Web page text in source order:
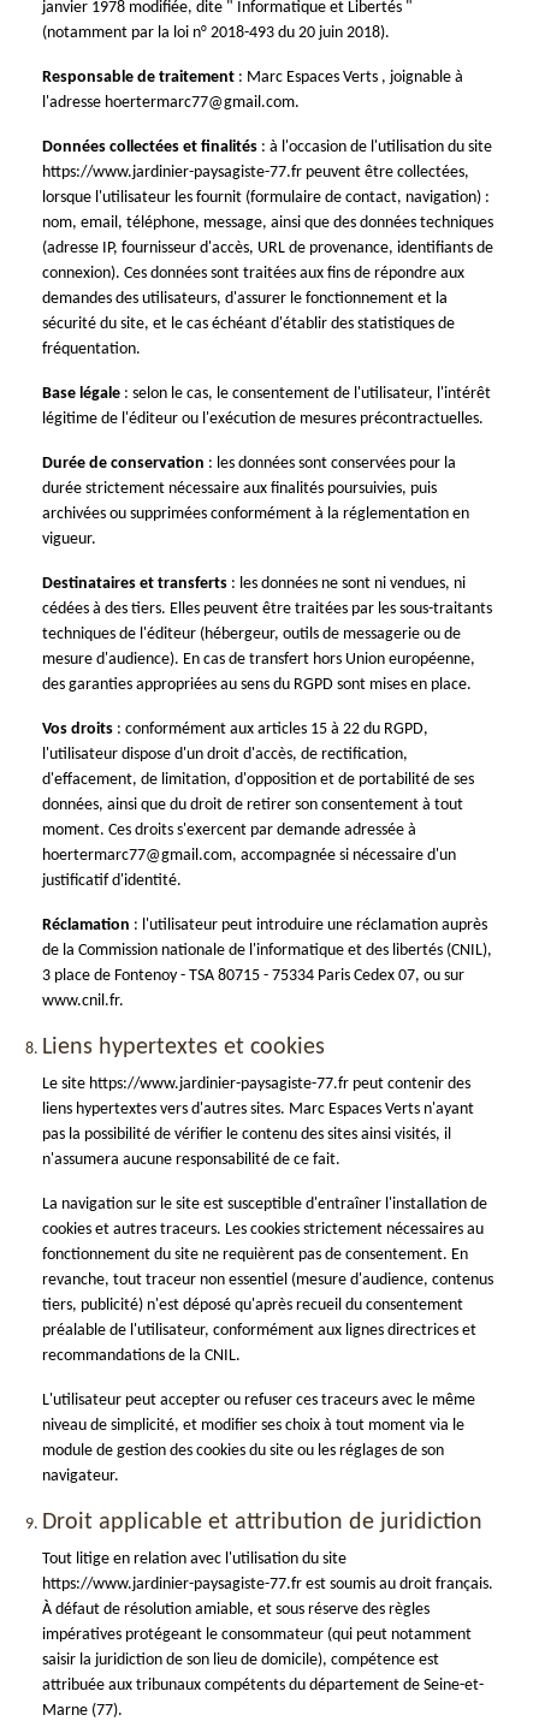
janvier 1978 modifiée, dite " Informatique et Libertés "
(notamment par la loi n° 2018-493 du 20 juin 2018).
Responsable de traitement : Marc Espaces Verts , joignable à
l'adresse hoertermarc77@gmail.com.
Données collectées et finalités : à l'occasion de l'utilisation du site
https://www.jardinier-paysagiste-77.fr peuvent être collectées,
lorsque l'utilisateur les fournit (formulaire de contact, navigation) :
nom, email, téléphone, message, ainsi que des données techniques
(adresse IP, fournisseur d'accès, URL de provenance, identifiants de
connexion). Ces données sont traitées aux fins de répondre aux
demandes des utilisateurs, d'assurer le fonctionnement et la
sécurité du site, et le cas échéant d'établir des statistiques de
fréquentation.
Base légale : selon le cas, le consentement de l'utilisateur, l'intérêt
légitime de l'éditeur ou l'exécution de mesures précontractuelles.
Durée de conservation : les données sont conservées pour la
durée strictement nécessaire aux finalités poursuivies, puis
archivées ou supprimées conformément à la réglementation en
vigueur.
Destinataires et transferts : les données ne sont ni vendues, ni
cédées à des tiers. Elles peuvent être traitées par les sous-traitants
techniques de l'éditeur (hébergeur, outils de messagerie ou de
mesure d'audience). En cas de transfert hors Union européenne,
des garanties appropriées au sens du RGPD sont mises en place.
Vos droits : conformément aux articles 15 à 22 du RGPD,
l'utilisateur dispose d'un droit d'accès, de rectification,
d'effacement, de limitation, d'opposition et de portabilité de ses
données, ainsi que du droit de retirer son consentement à tout
moment. Ces droits s'exercent par demande adressée à
hoertermarc77@gmail.com, accompagnée si nécessaire d'un
justificatif d'identité.
Réclamation : l'utilisateur peut introduire une réclamation auprès
de la Commission nationale de l'informatique et des libertés (CNIL),
3 place de Fontenoy - TSA 80715 - 75334 Paris Cedex 07, ou sur
www.cnil.fr.
Liens hypertextes et cookies
Le site https://www.jardinier-paysagiste-77.fr peut contenir des
liens hypertextes vers d'autres sites. Marc Espaces Verts n'ayant
pas la possibilité de vérifier le contenu des sites ainsi visités, il
n'assumera aucune responsabilité de ce fait.
La navigation sur le site est susceptible d'entraîner l'installation de
cookies et autres traceurs. Les cookies strictement nécessaires au
fonctionnement du site ne requièrent pas de consentement. En
revanche, tout traceur non essentiel (mesure d'audience, contenus
tiers, publicité) n'est déposé qu'après recueil du consentement
préalable de l'utilisateur, conformément aux lignes directrices et
recommandations de la CNIL.
L'utilisateur peut accepter ou refuser ces traceurs avec le même
niveau de simplicité, et modifier ses choix à tout moment via le
module de gestion des cookies du site ou les réglages de son
navigateur.
Droit applicable et attribution de juridiction
Tout litige en relation avec l'utilisation du site
https://www.jardinier-paysagiste-77.fr est soumis au droit français.
À défaut de résolution amiable, et sous réserve des règles
impératives protégeant le consommateur (qui peut notamment
saisir la juridiction de son lieu de domicile), compétence est
attribuée aux tribunaux compétents du département de Seine-et-
Marne (77).